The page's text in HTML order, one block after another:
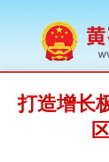
打造增长